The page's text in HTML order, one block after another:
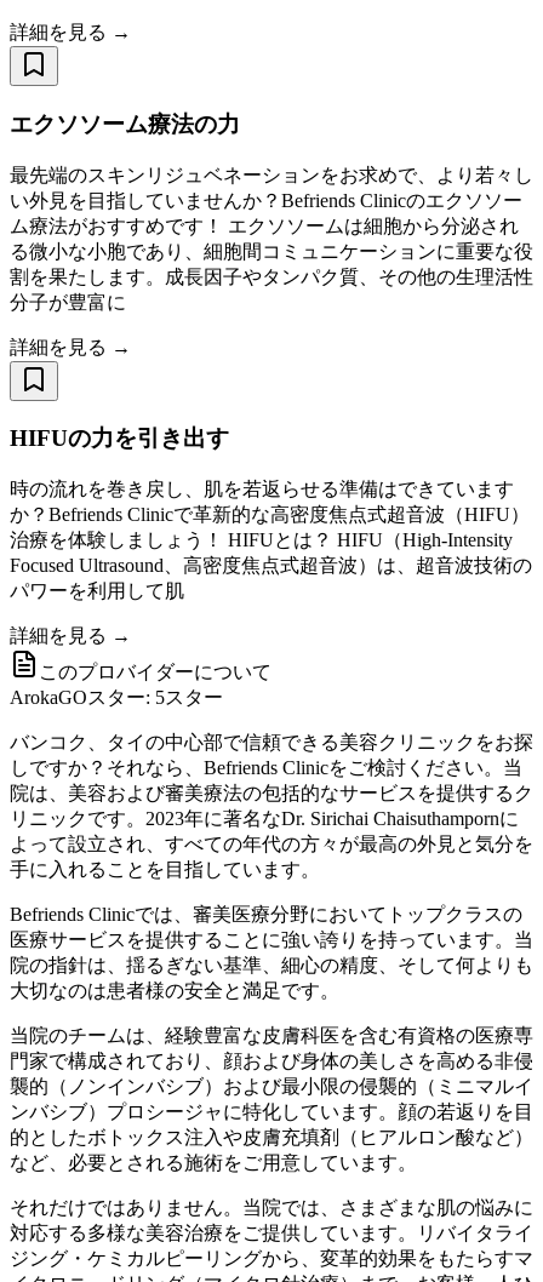
詳細を見る →
エクソソーム療法の力
最先端のスキンリジュベネーションをお求めで、より若々し
い外見を目指していませんか？Befriends Clinicのエクソソー
ム療法がおすすめです！ エクソソームは細胞から分泌され
る微小な小胞であり、細胞間コミュニケーションに重要な役
割を果たします。成長因子やタンパク質、その他の生理活性
分子が豊富に
詳細を見る →
HIFUの力を引き出す
時の流れを巻き戻し、肌を若返らせる準備はできています
か？Befriends Clinicで革新的な高密度焦点式超音波（HIFU）
治療を体験しましょう！ HIFUとは？ HIFU（High-Intensity
Focused Ultrasound、高密度焦点式超音波）は、超音波技術の
パワーを利用して肌
詳細を見る →
このプロバイダーについて
ArokaGOスター: 5スター
バンコク、タイの中心部で信頼できる美容クリニックをお探
しですか？それなら、Befriends Clinicをご検討ください。当
院は、美容および審美療法の包括的なサービスを提供するク
リニックです。2023年に著名なDr. Sirichai Chaisuthampornに
よって設立され、すべての年代の方々が最高の外見と気分を
手に入れることを目指しています。
Befriends Clinicでは、審美医療分野においてトップクラスの
医療サービスを提供することに強い誇りを持っています。当
院の指針は、揺るぎない基準、細心の精度、そして何よりも
大切なのは患者様の安全と満足です。
当院のチームは、経験豊富な皮膚科医を含む有資格の医療専
門家で構成されており、顔および身体の美しさを高める非侵
襲的（ノンインバシブ）および最小限の侵襲的（ミニマルイ
ンバシブ）プロシージャに特化しています。顔の若返りを目
的としたボトックス注入や皮膚充填剤（ヒアルロン酸など）
など、必要とされる施術をご用意しています。
それだけではありません。当院では、さまざまな肌の悩みに
対応する多様な美容治療をご提供しています。リバイタライ
ジング・ケミカルピーリングから、変革的効果をもたらすマ